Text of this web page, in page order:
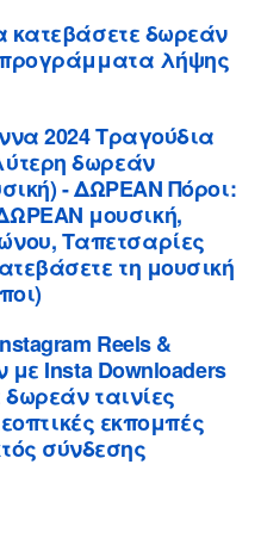
κατεβάσετε δωρεάν
προγράμματα λήψης
2024 Τραγούδια
δωρεάν
- ΔΩΡΕΑΝ Πόροι:
μουσική,
Ταπετσαρίες
τη μουσική
Reels &
με Insta Downloaders
ταινίες
εκπομπές
σύνδεσης